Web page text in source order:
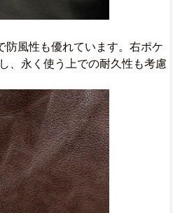
防風性も優れています。右ポケ
、永く使う上での耐久性も考慮